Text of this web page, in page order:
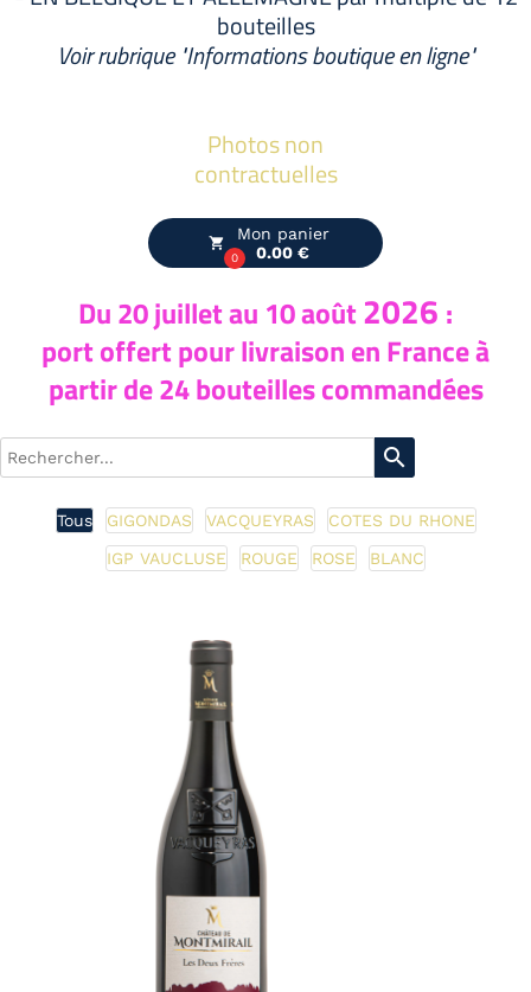
bouteilles
Voir rubrique "Informations boutique en ligne"
Photos non
contractuelles
local_grocery_store
0
Mon panier
0.00 €
Du 20juillet au 10 août2026 :
port offert pour livraison en France à
partir de 24 bouteilles commandées
search
Tous GIGONDAS VACQUEYRAS
COTES DU RHONE
IGP VAUCLUSE
ROUGE ROSE BLANC